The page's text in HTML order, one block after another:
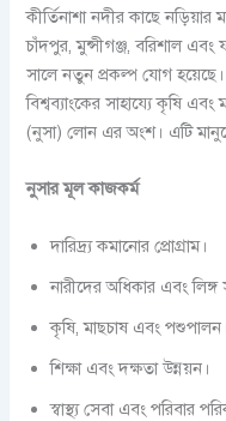
কীর্তিনাশা নদীর কাছে
চাঁদপুর, মুন্সীগঞ্জ, বরিশাল
সালে নতুন প্রকল্প যোগ হয়েছে।
বিশ্বব্যাংকের সাহায্যে কৃষি
(নুসা) লোন এর অংশ। এটি
নুসার মূল কাজকর্ম
দারিদ্র্য কমানোর প্রোগ্রাম।
নারীদের অধিকার এবং লিঙ্গ
কৃষি, মাছচাষ এবং পশুপালন।
শিক্ষা এবং দক্ষতা উন্নয়ন।
স্বাস্থ্য সেবা এবং পরিবার